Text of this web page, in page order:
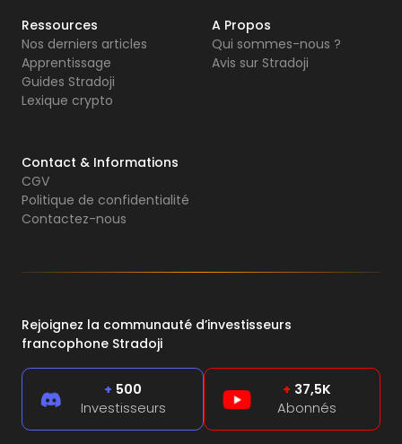
Ressources
Nos derniers articles
Apprentissage
Guides Stradoji
Lexique crypto
A Propos
Qui sommes-nous ?
Avis sur Stradoji
Contact & Informations
CGV
Politique de confidentialité
Contactez-nous
Rejoignez la communauté d’investisseurs
francophone Stradoji
+ 500
Investisseurs
+ 37,5K
Abonnés